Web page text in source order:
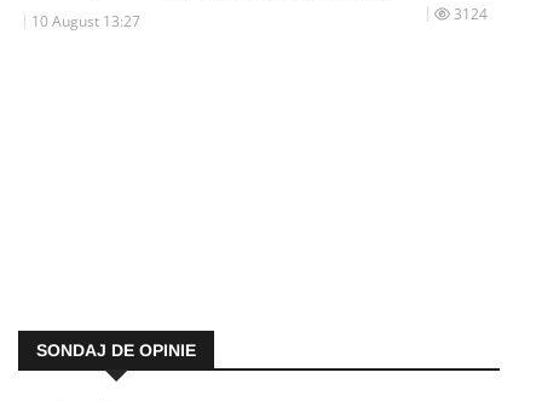
10 August 13:27 3124
SONDAJ DE OPINIE